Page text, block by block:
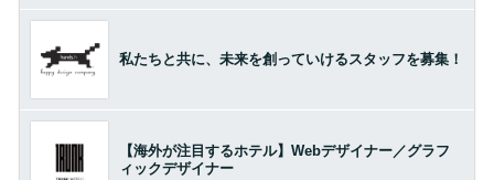
私たちと共に、未来を創っていけるスタッフを募集！
【海外が注目するホテル】Webデザイナー／グラフ
ィックデザイナー